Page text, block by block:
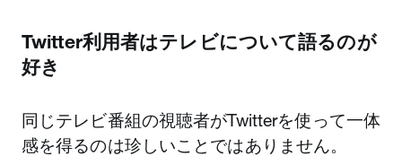
Twitter利用者はテレビについて語るのが
好き
同じテレビ番組の視聴者がTwitterを使って一体
感を得るのは珍しいことではありません。